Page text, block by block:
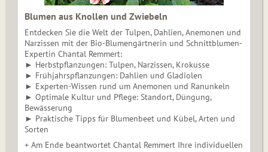
Blumen aus Knollen und Zwiebeln
Entdecken Sie die Welt der Tulpen, Dahlien, Anemonen und
Narzissen mit der Bio-Blumengärtnerin und Schnittblumen-
Expertin Chantal Remmert:
► Herbstpflanzungen: Tulpen, Narzissen, Krokusse
► Frühjahrspflanzungen: Dahlien und Gladiolen
► Experten-Wissen rund um Anemonen und Ranunkeln
► Optimale Kultur und Pflege: Standort, Düngung,
Bewässerung
► Praktische Tipps für Blumenbeet und Kübel, Arten und
Sorten
+ Am Ende beantwortet Chantal Remmert Ihre individuellen